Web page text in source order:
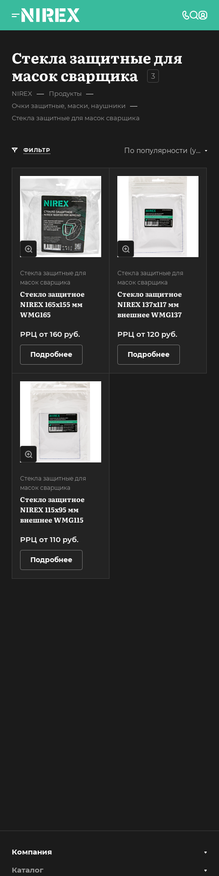
Стекла защитные для
масок сварщика
3
NIREX — Продукты —
Очки защитные, маски, наушники —
Стекла защитные для масок сварщика
ФИЛЬТР По популярности (убывание)
Стекла защитные для
масок сварщика
Стекло защитное
NIREX 165х155 мм
WMG165
РРЦ от 160 руб.
Подробнее
Стекла защитные для
масок сварщика
Стекло защитное
NIREX 137х117 мм
внешнее WMG137
РРЦ от 120 руб.
Подробнее
Стекла защитные для
масок сварщика
Стекло защитное
NIREX 115х95 мм
внешнее WMG115
РРЦ от 110 руб.
Подробнее
Компания
Каталог